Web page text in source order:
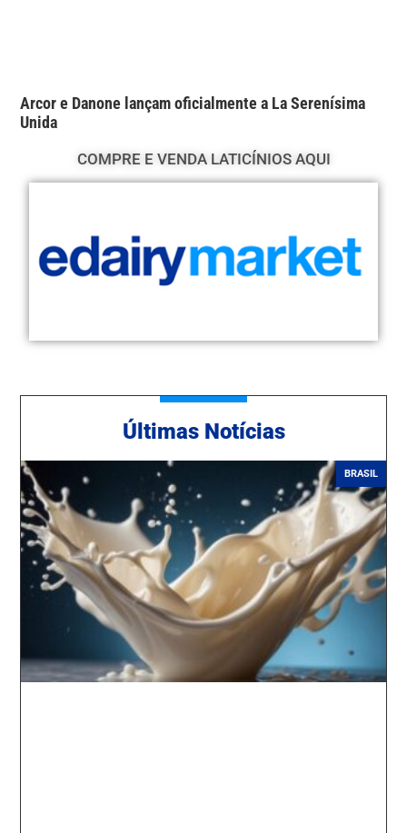
Arcor e Danone lançam oficialmente a La Serenísima
Unida
COMPRE E VENDA LATICÍNIOS AQUI
Ú ltimas Notícias
BRASIL